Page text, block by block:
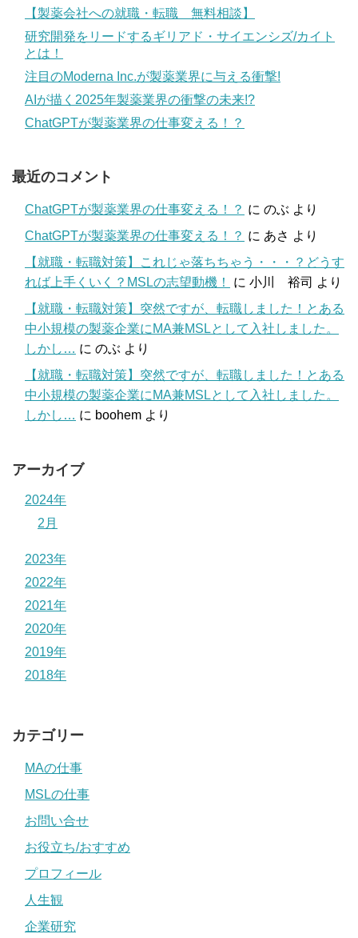
【製薬会社への就職・転職 無料相談】
研究開発をリードするギリアド・サイエンシズ/カイト
とは！
注目のModerna Inc.が製薬業界に与える衝撃!
AIが描く2025年製薬業界の衝撃の未来!?
ChatGPTが製薬業界の仕事変える！？
最近のコメント
ChatGPTが製薬業界の仕事変える！？ に のぶ より
ChatGPTが製薬業界の仕事変える！？ に あさ より
【就職・転職対策】これじゃ落ちちゃう・・・？どうす
れば上手くいく？MSLの志望動機！
に 小川 裕司 より
【就職・転職対策】突然ですが、転職しました！とある
中小規模の製薬企業にMA兼MSLとして入社しました。
しかし… に のぶ より
【就職・転職対策】突然ですが、転職しました！とある
中小規模の製薬企業にMA兼MSLとして入社しました。
しかし… に boohem より
アーカイブ
2024年
2月
2023年
2022年
2021年
2020年
2019年
2018年
カテゴリー
MAの仕事
MSLの仕事
お問い合せ
お役立ち/おすすめ
プロフィール
人生観
企業研究